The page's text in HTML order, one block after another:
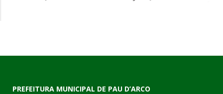
PREFEITURA MUNICIPAL DE PAU D’ARCO